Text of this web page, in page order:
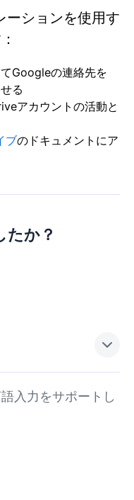
ーションを使用す
Googleの連絡先を
る
アカウントの活動と
ブのドキュメントにア
たか？
入力をサポートし